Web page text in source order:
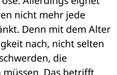
nicht mehr jede
Denn mit dem Alter
nach, nicht selten
die
Das betrifft